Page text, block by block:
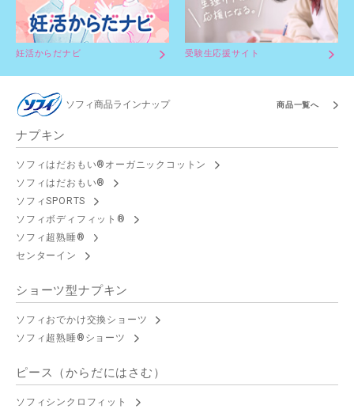
妊活からだナビ 受験生応援サイト
ソフィ商品ラインナップ 商品一覧へ
ナプキン
ソフィはだおもい®オーガニックコットン
ソフィはだおもい®
ソフィSPORTS
ソフィボディフィット®
ソフィ超熟睡®
センターイン
ショーツ型ナプキン
ソフィおでかけ交換ショーツ
ソフィ超熟睡®ショーツ
ピース（からだにはさむ）
ソフィシンクロフィット